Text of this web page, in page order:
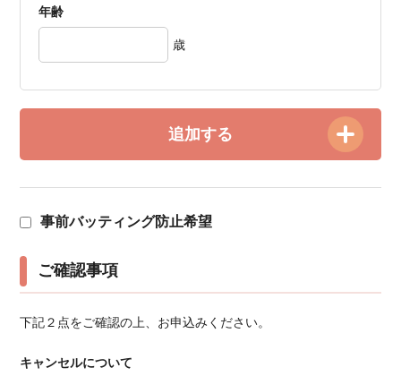
年齢
歳
追加する
事前バッティング防止希望
ご確認事項
下記２点をご確認の上、お申込みください。
キャンセルについて